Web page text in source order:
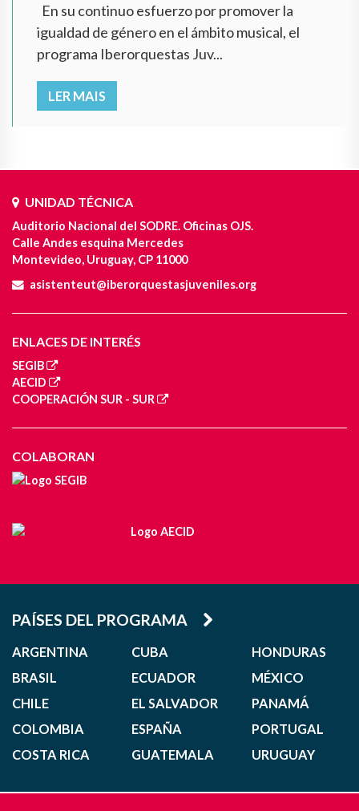
En su continuo esfuerzo por promover la
igualdad de género en el ámbito musical, el
programa Iberorquestas Juv...
LER MAIS
UNIDAD TÉCNICA
Auditorio Nacional del SODRE. Oficinas OJS.
Calle Andes esquina Mercedes
Montevideo, Uruguay, CP 11000
asistenteut@iberorquestasjuveniles.org
ENLACES DE INTERÉS
SEGIB
AECID
COOPERACIÓN SUR - SUR
COLABORAN
PAÍSES DEL PROGRAMA
ARGENTINA
BRASIL
CHILE
COLOMBIA
COSTA RICA
CUBA
ECUADOR
EL SALVADOR
ESPAÑA
GUATEMALA
HONDURAS
MÉXICO
PANAMÁ
PORTUGAL
URUGUAY